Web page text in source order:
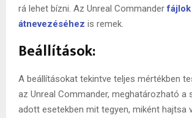
rá lehet bízni. Az Unreal Commander
átnevezéséhez is remek.
Beállítások:
A beállításokat tekintve teljes mértékben
az Unreal Commander, meghatározható a
adott esetekben mit tegyen, miként hajtsa